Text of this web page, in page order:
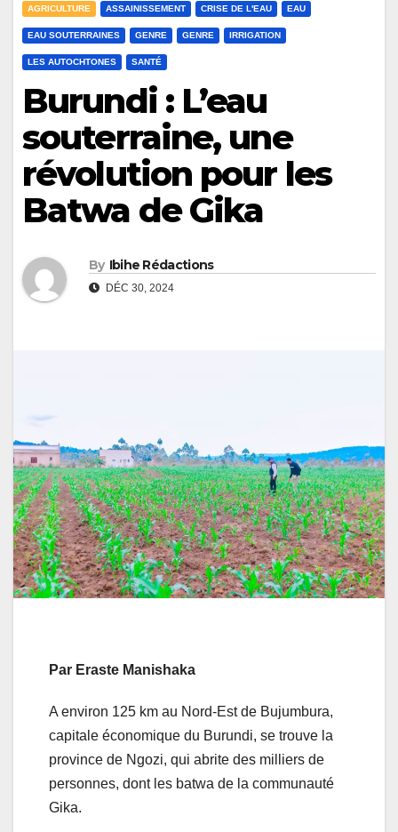
AGRICULTURE ASSAINISSEMENT CRISE DE L'EAU EAU
EAU SOUTERRAINES GENRE GENRE IRRIGATION
LES AUTOCHTONES SANTÉ
Burundi : L’eau
souterraine, une
révolution pour les
Batwa de Gika
By Ibihe Rédactions
DÉC 30, 2024
Par Eraste Manishaka
A environ 125 km au Nord-Est de Bujumbura,
capitale économique du Burundi, se trouve la
province de Ngozi, qui abrite des milliers de
personnes, dont les batwa de la communauté
Gika.